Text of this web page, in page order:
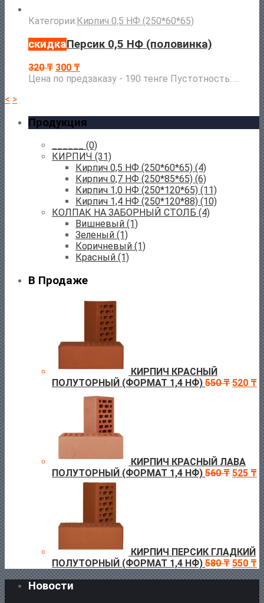
Категории: Кирпич 0,5 НФ (250*60*65)
скидкаПерсик 0,5 НФ (половинка)
320₸ 300 ₸
Цена по предзаказу - 190 тенге Пустотность: ...
< >
Продукция
(0)
КИРПИЧ (31)
Кирпич 0,5 НФ (250*60*65) (4)
Кирпич 0,7 НФ (250*85*65) (6)
Кирпич 1,0 НФ (250*120*65) (11)
Кирпич 1,4 НФ (250*120*88) (10)
КОЛПАК НА ЗАБОРНЫЙ СТОЛБ (4)
Вишневый (1)
Зеленый (1)
Коричневый (1)
Красный (1)
В Продаже
КИРПИЧ КРАСНЫЙ
ПОЛУТОРНЫЙ (ФОРМАТ 1,4 НФ) 550₸ 520 ₸
КИРПИЧ КРАСНЫЙ ЛАВА
ПОЛУТОРНЫЙ (ФОРМАТ 1,4 НФ) 560₸ 525 ₸
КИРПИЧ ПЕРСИК ГЛАДКИЙ
ПОЛУТОРНЫЙ (ФОРМАТ 1,4 НФ) 580₸ 550 ₸
Новости